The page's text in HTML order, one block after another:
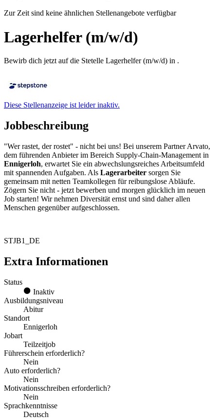
Zur Zeit sind keine ähnlichen Stellenangebote verfügbar
Lagerhelfer (m/w/d)
Bewirb dich jetzt auf die Stetelle Lagerhelfer (m/w/d) in .
Diese Stellenanzeige ist leider inaktiv.
Jobbeschreibung
"Wer rastet, der rostet" - nicht bei uns! Bei unserem Partner Arvato,
dem führenden Anbieter im Bereich Supply-Chain-Management in
Ennigerloh, erwartet Sie ein abwechslungsreiches Arbeitsumfeld
mit spannenden Aufgaben. Als Lagerarbeiter sorgen Sie
gemeinsam mit netten Teamkollegen für reibungslose Abläufe.
Zögern Sie nicht - jetzt bewerben und morgen glücklich im neuen
Job starten! Wir nehmen Diversität ernst und sind daher allen
Menschen gegenüber aufgeschlossen.
STJB1_DE
Extra Informationen
Status
Inaktiv
Ausbildungsniveau
Abitur
Standort
Ennigerloh
Jobart
Teilzeitjob
Führerschein erforderlich?
Nein
Auto erforderlich?
Nein
Motivationsschreiben erforderlich?
Nein
Sprachkenntnisse
Deutsch